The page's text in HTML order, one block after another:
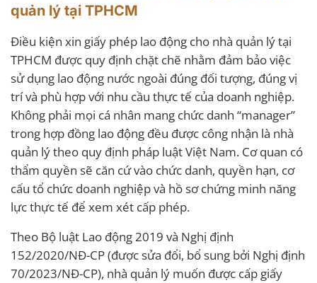
quản lý tại TPHCM
Điều kiện xin giấy phép lao động cho nhà quản lý tại
TPHCM được quy định chặt chẽ nhằm đảm bảo việc
sử dụng lao động nước ngoài đúng đối tượng, đúng vị
trí và phù hợp với nhu cầu thực tế của doanh nghiệp.
Không phải mọi cá nhân mang chức danh “manager”
trong hợp đồng lao động đều được công nhận là nhà
quản lý theo quy định pháp luật Việt Nam. Cơ quan có
thẩm quyền sẽ căn cứ vào chức danh, quyền hạn, cơ
cấu tổ chức doanh nghiệp và hồ sơ chứng minh năng
lực thực tế để xem xét cấp phép.
Theo Bộ luật Lao động 2019 và Nghị định
152/2020/NĐ-CP (được sửa đổi, bổ sung bởi Nghị định
70/2023/NĐ-CP), nhà quản lý muốn được cấp giấy